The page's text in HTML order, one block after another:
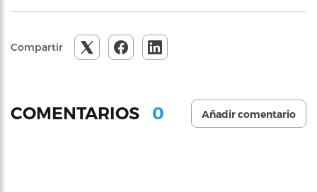
Compartir
COMENTARIOS 0 Añadir comentario